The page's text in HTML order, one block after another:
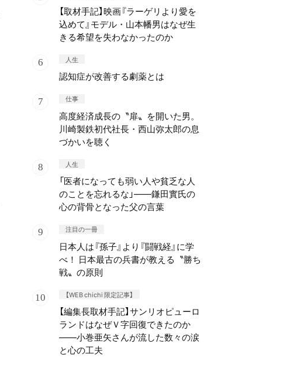
【取材手記】映画『ラーゲリより愛を
込めて』モデル・山本幡男はなぜ生
きる希望を失わなかったのか
人生
認知症が改善する劇薬とは
仕事
高度経済成長の〝扉〟を開いた男。
川崎製鉄初代社長・西山弥太郎の息
づかいを聴く
人生
「医者になっても弱い人や貧乏な人
のことを忘れるな」——鎌田實氏の
心の背骨となった父の言葉
注目の一冊
日本人は『孫子』より『闘戦経』に学
べ！ 日本最古の兵書が教える〝勝ち
戦〟の原則
【WEB chichi 限定記事】
【編集長取材手記】サンリオピューロ
ランドはなぜＶ字回復できたのか
——小巻亜矢さんが流した数々の涙
と心の工夫